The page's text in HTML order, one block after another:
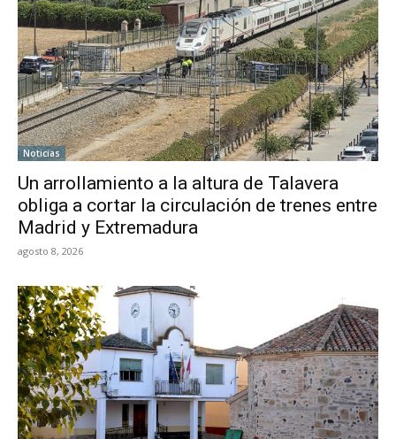
Noticias
Un arrollamiento a la altura de Talavera
obliga a cortar la circulación de trenes entre
Madrid y Extremadura
agosto 8, 2026